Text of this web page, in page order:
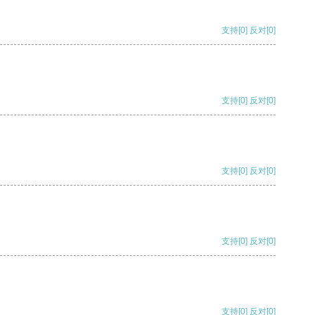
支持[0] 反对[0]
支持[0] 反对[0]
支持[0] 反对[0]
支持[0] 反对[0]
支持[0] 反对[0]